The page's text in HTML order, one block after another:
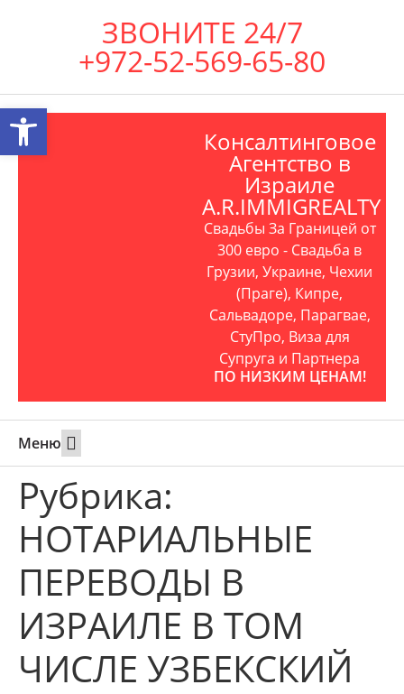
ЗВОНИТЕ 24/7
+972-52-569-65-80
Консалтинговое
Агентство в
Израиле
A.R.IMMIGREALTY
Свадьбы За Границей от
300 евро - Свадьба в
Грузии, Украине, Чехии
(Праге), Кипре,
Сальвадоре, Парагвае,
СтуПро, Виза для
Супруга и Партнера
ПО НИЗКИМ ЦЕНАМ!
Меню
Рубрика:
НОТАРИАЛЬНЫЕ
ПЕРЕВОДЫ В
ИЗРАИЛЕ В ТОМ
ЧИСЛЕ УЗБЕКСКИЙ
Открыть панель инструментов